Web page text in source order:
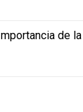
Importancia de